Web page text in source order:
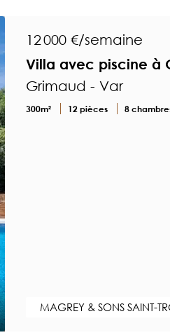
12 000 €/semaine
Villa avec piscine à
Grimaud - Var
300m² 12 pièces 8
MAGREY & SONS SAINT-